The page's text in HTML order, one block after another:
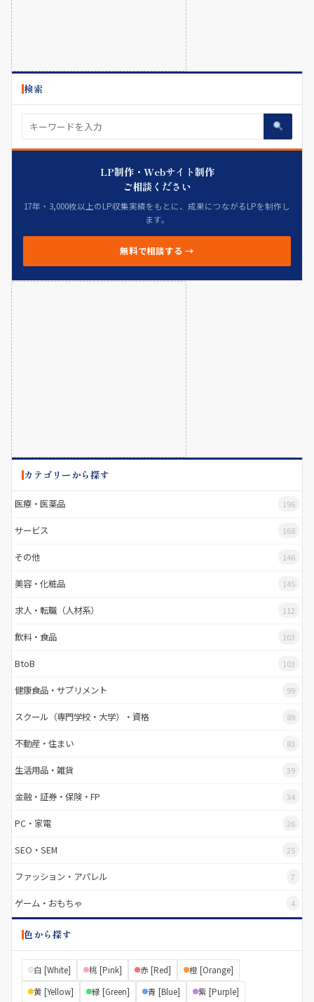
検索
LP制作・Webサイト制作
ご相談ください
17年・3,000枚以上のLP収集実績をもとに、成果につながるLPを制作し
ます。
無料で相談する →
カテゴリーから探す
医療・医薬品 196
サービス 168
その他 146
美容・化粧品 145
求人・転職（人材系） 112
飲料・食品 103
BtoB 103
健康食品・サプリメント 99
スクール（専門学校・大学）・資格 89
不動産・住まい 83
生活用品・雑貨 39
金融・証券・保険・FP 34
PC・家電 26
SEO・SEM 25
ファッション・アパレル 7
ゲーム・おもちゃ 4
色から探す
白 [White] 桃 [Pink] 赤 [Red]
橙 [Orange]
黄 [Yellow]
緑 [Green] 青 [Blue]
紫 [Purple]